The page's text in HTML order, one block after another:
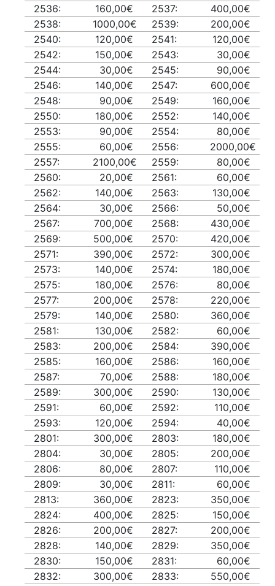
2536:
160,00€ 2537:
400,00€
2538:
1000,00€ 2539:
200,00€
2540:
120,00€ 2541:
120,00€
2542:
150,00€ 2543:
30,00€
2544:
30,00€ 2545:
90,00€
2546:
140,00€ 2547:
600,00€
2548:
90,00€ 2549:
160,00€
2550:
180,00€ 2552:
140,00€
2553:
90,00€ 2554:
80,00€
2555:
60,00€ 2556:
2000,00€
2557:
2100,00€ 2559:
80,00€
2560:
20,00€ 2561:
60,00€
2562:
140,00€ 2563:
130,00€
2564:
30,00€ 2566:
50,00€
2567:
700,00€ 2568:
430,00€
2569:
500,00€ 2570:
420,00€
2571:
390,00€ 2572:
300,00€
2573:
140,00€ 2574:
180,00€
2575:
180,00€ 2576:
80,00€
2577:
200,00€ 2578:
220,00€
2579:
140,00€ 2580:
360,00€
2581:
130,00€ 2582:
60,00€
2583:
200,00€ 2584:
390,00€
2585:
160,00€ 2586:
160,00€
2587:
70,00€ 2588:
180,00€
2589:
300,00€ 2590:
130,00€
2591:
60,00€ 2592:
110,00€
2593:
120,00€ 2594:
40,00€
2801:
300,00€ 2803:
180,00€
2804:
30,00€ 2805:
200,00€
2806:
80,00€ 2807:
110,00€
2809:
30,00€ 2811:
60,00€
2813:
360,00€ 2823:
350,00€
2824:
400,00€ 2825:
150,00€
2826:
200,00€ 2827:
200,00€
2828:
140,00€ 2829:
350,00€
2830:
150,00€ 2831:
60,00€
2832:
300,00€ 2833:
550,00€